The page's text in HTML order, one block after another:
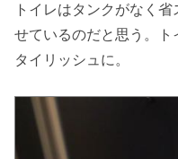
トイレはタンクがなく
せているのだと思う。ト
タイリッシュに。